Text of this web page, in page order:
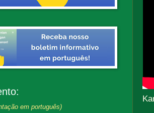
em português)